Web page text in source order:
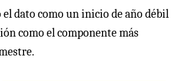
el dato como un inicio de año débil
como el componente más